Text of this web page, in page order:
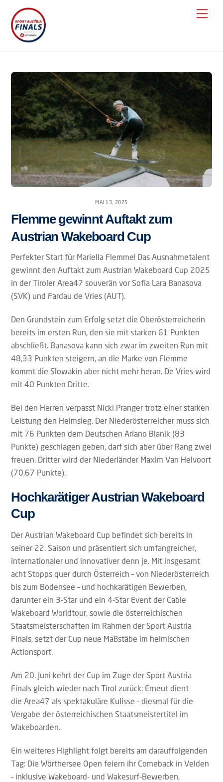
content
MAI 13, 2025
Flemme gewinnt Auftakt zum
Austrian Wakeboard Cup
Perfekter Start für Mariella Flemme! Das Ausnahmetalent
gewinnt den Auftakt zum Austrian Wakeboard Cup 2025
in der Tiroler Area47 souverän vor Sofia Lara Banasova
(SVK) und Fardau de Vries (AUT).
Den Grundstein zum Erfolg setzt die Oberösterreicherin
bereits im ersten Run, den sie mit starken 61 Punkten
abschließt. Banasova kann sich zwar im zweiten Run mit
48,33 Punkten steigern, an die Marke von Flemme
kommt die Slowakin aber nicht mehr heran. De Vries wird
mit 40 Punkten Dritte.
Bei den Herren verpasst Nicki Pranger trotz einer starken
Leistung den Heimsieg. Der Niederösterreicher muss sich
mit 76 Punkten dem Deutschen Ariano Blanik (83
Punkte) geschlagen geben, darf sich aber über Rang zwei
freuen. Dritter wird der Niederländer Maxim Van Helvoort
(70,67 Punkte).
Hochkarätiger Austrian Wakeboard
Cup
Der Austrian Wakeboard Cup befindet sich bereits in
seiner 22. Saison und präsentiert sich umfangreicher,
internationaler und innovativer denn je. Mit insgesamt
acht Stopps quer durch Österreich – von Niederösterreich
bis zum Bodensee – und hochkarätigen Bewerben,
darunter ein 3-Star und ein 4-Star Event der Cable
Wakeboard Worldtour, sowie die österreichischen
Staatsmeisterschaften im Rahmen der Sport Austria
Finals, setzt der Cup neue Maßstäbe im heimischen
Actionsport.
Am 20. Juni kehrt der Cup im Zuge der Sport Austria
Finals gleich wieder nach Tirol zurück: Erneut dient
die Area47 als spektakuläre Kulisse – diesmal für die
Vergabe der österreichischen Staatsmeistertitel im
Wakeboarden.
Ein weiteres Highlight folgt bereits am darauffolgenden
Tag: Die Wörthersee Open feiern ihr Comeback in Velden
– inklusive Wakeboard- und Wakesurf-Bewerben,